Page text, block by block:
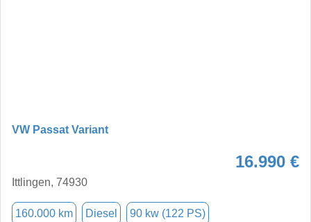
VW Passat Variant
16.990 €
Ittlingen, 74930
160.000 km Diesel 90 kw (122 PS)